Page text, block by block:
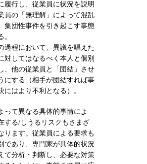
履行し、従業員に状況を説明
員の「無理解」によって混乱
集団性事件を引き起こす事態
。
過程において、異議を唱えた
対してはなるべく本人と個別
、他の従業員と「団結」させ
にする（相手が団結すれば事
にはより不利となる）。
って異なる具体的事情によ
する/しうるリスクもさまざ
ります。従業員による要求も
であり、専門家が具体的状況
て分析・判断し、必要な対策